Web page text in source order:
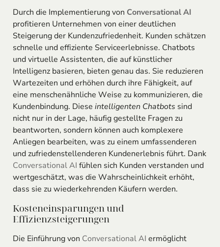
Durch die Implementierung von Conversational AI
profitieren Unternehmen von einer deutlichen
Steigerung der Kundenzufriedenheit. Kunden schätzen
schnelle und effiziente Serviceerlebnisse. Chatbots
und virtuelle Assistenten, die auf künstlicher
Intelligenz basieren, bieten genau das. Sie reduzieren
Wartezeiten und erhöhen durch ihre Fähigkeit, auf
eine menschenähnliche Weise zu kommunizieren, die
Kundenbindung. Diese intelligenten Chatbots sind
nicht nur in der Lage, häufig gestellte Fragen zu
beantworten, sondern können auch komplexere
Anliegen bearbeiten, was zu einem umfassenderen
und zufriedenstellenderen Kundenerlebnis führt. Dank
Conversational AI fühlen sich Kunden verstanden und
wertgeschätzt, was die Wahrscheinlichkeit erhöht,
dass sie zu wiederkehrenden Käufern werden.
Kosteneinsparungen und
Effizienzsteigerungen
Die Einführung von Conversational AI ermöglicht